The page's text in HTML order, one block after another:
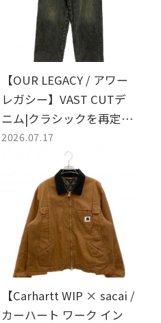
【OUR LEGACY / アワー
レガシー】VAST CUTデ
ニム|クラシックを再定義
するモダンなワイドシル
エットが入荷
2026.07.17
【Carhartt WIP × sacai /
カーハート ワーク イン